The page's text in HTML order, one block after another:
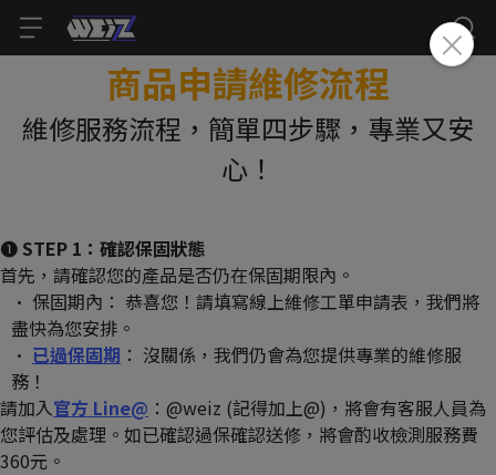
商品申請維修流程
維修服務流程，簡單四步驟，專業又安
心！
❶ STEP 1：確認保固狀態
首先，請確認您的產品是否仍在保固期限內。
保固期內： 恭喜您！請填寫線上維修工單申請表，我們將
盡快為您安排。
已過保固期 ： 沒關係，我們仍會為您提供專業的維修服
務！
請加入官方 Line@ ：@weiz (記得加上@)，將會有客服人員為
您評估及處理。如已確認過保確認送修，將會酌收檢測服務費
360元。